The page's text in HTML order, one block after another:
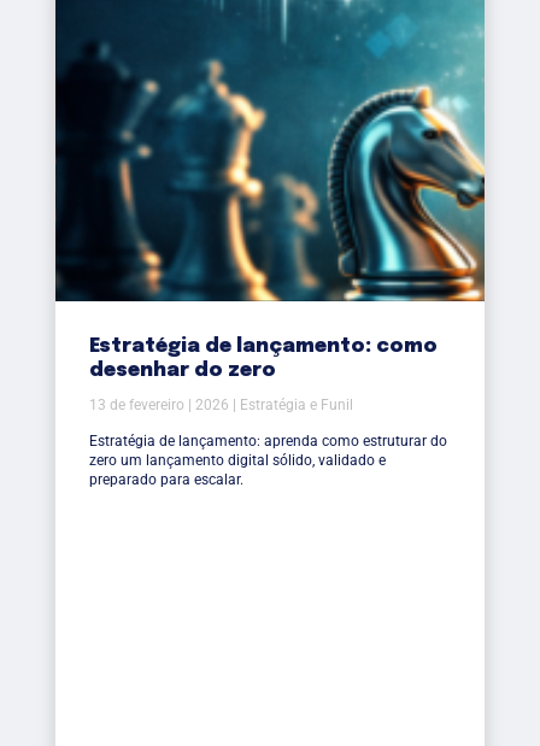
Estratégia de lançamento: como
desenhar do zero
13 de fevereiro | 2026 | Estratégia e Funil
Estratégia de lançamento: aprenda como estruturar do
zero um lançamento digital sólido, validado e
preparado para escalar.